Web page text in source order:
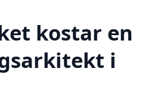
kostar en
i